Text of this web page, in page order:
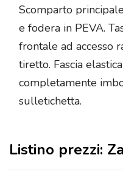
Scomparto
e fodera in PEVA.
frontale ad accesso
tiretto. Fascia
completamente
sulletichetta.
Listino prezzi: